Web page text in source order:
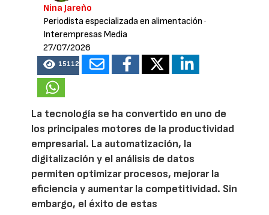
Nina Jareño
Periodista especializada en alimentación ·
Interempresas Media
27/07/2026
15112
La tecnología se ha convertido en uno de
los principales motores de la productividad
empresarial. La automatización, la
digitalización y el análisis de datos
permiten optimizar procesos, mejorar la
eficiencia y aumentar la competitividad. Sin
embargo, el éxito de estas